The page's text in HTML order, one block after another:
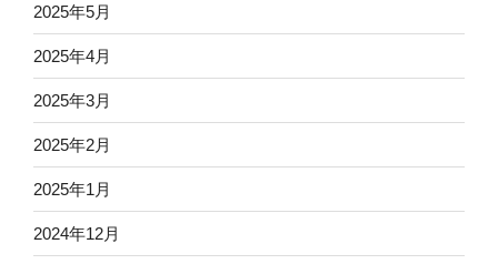
2025年5月
2025年4月
2025年3月
2025年2月
2025年1月
2024年12月